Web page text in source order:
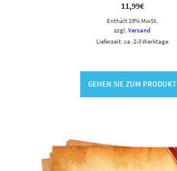
11,99€
Enthält 19% MwSt.
zzgl. Versand
Lieferzeit: ca. 2-3 Werktage
GEHEN SIE ZUM PRODUKT